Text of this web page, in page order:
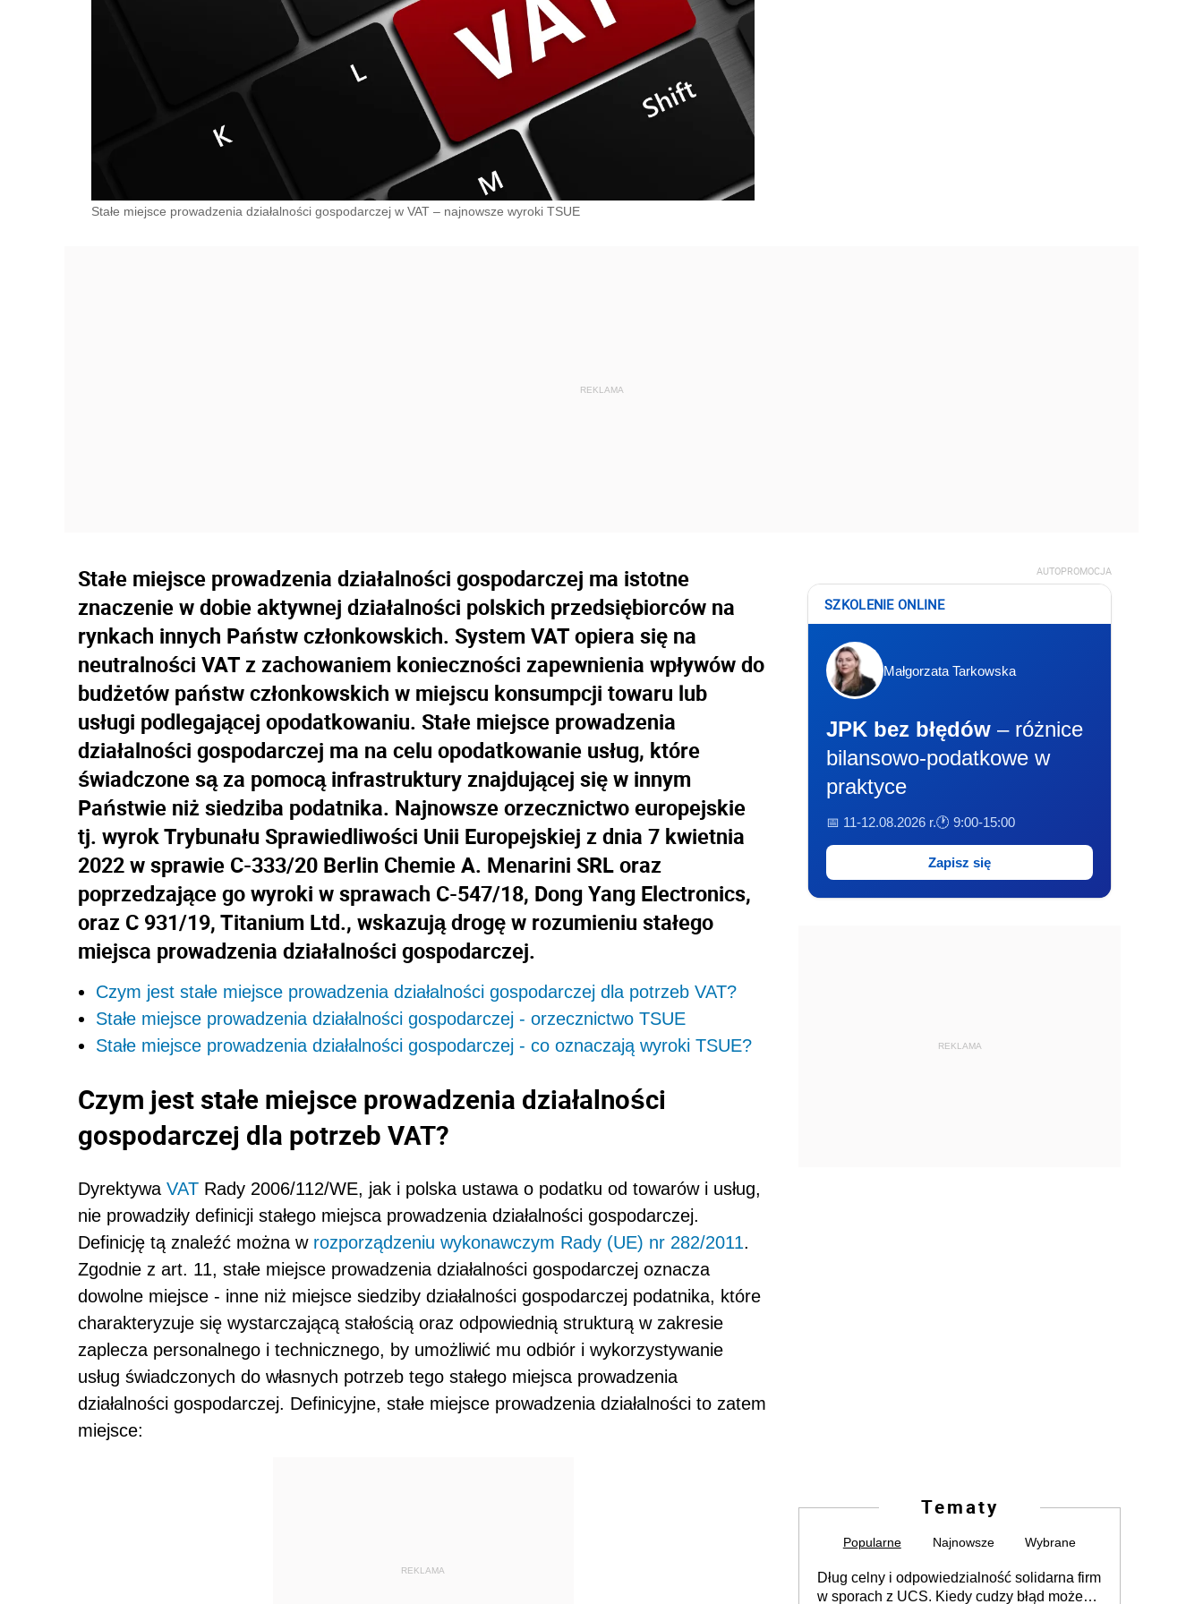
Stałe miejsce prowadzenia działalności gospodarczej w VAT – najnowsze wyroki TSUE
Stałe miejsce prowadzenia działalności gospodarczej ma istotne
znaczenie w dobie aktywnej działalności polskich przedsiębiorców na
rynkach innych Państw członkowskich. System VAT opiera się na
neutralności VAT z zachowaniem konieczności zapewnienia wpływów do
budżetów państw członkowskich w miejscu konsumpcji towaru lub
usługi podlegającej opodatkowaniu. Stałe miejsce prowadzenia
działalności gospodarczej ma na celu opodatkowanie usług, które
świadczone są za pomocą infrastruktury znajdującej się w innym
Państwie niż siedziba podatnika. Najnowsze orzecznictwo europejskie
tj. wyrok Trybunału Sprawiedliwości Unii Europejskiej z dnia 7 kwietnia
2022 w sprawie C-333/20 Berlin Chemie A. Menarini SRL oraz
poprzedzające go wyroki w sprawach C-547/18, Dong Yang Electronics,
oraz C 931/19, Titanium Ltd., wskazują drogę w rozumieniu stałego
miejsca prowadzenia działalności gospodarczej.
Czym jest stałe miejsce prowadzenia działalności gospodarczej dla potrzeb VAT?
Stałe miejsce prowadzenia działalności gospodarczej - orzecznictwo TSUE
Stałe miejsce prowadzenia działalności gospodarczej - co oznaczają wyroki TSUE?
Czym jest stałe miejsce prowadzenia działalności
gospodarczej dla potrzeb VAT?
Dyrektywa VAT Rady 2006/112/WE, jak i polska ustawa o podatku od towarów i usług,
nie prowadziły definicji stałego miejsca prowadzenia działalności gospodarczej.
Definicję tą znaleźć można w rozporządzeniu wykonawczym Rady (UE) nr 282/2011.
Zgodnie z art. 11, stałe miejsce prowadzenia działalności gospodarczej oznacza
dowolne miejsce - inne niż miejsce siedziby działalności gospodarczej podatnika, które
charakteryzuje się wystarczającą stałością oraz odpowiednią strukturą w zakresie
zaplecza personalnego i technicznego, by umożliwić mu odbiór i wykorzystywanie
usług świadczonych do własnych potrzeb tego stałego miejsca prowadzenia
działalności gospodarczej. Definicyjne, stałe miejsce prowadzenia działalności to zatem
miejsce:
REKLAMA
AUTOPROMOCJA
SZKOLENIE ONLINE
Małgorzata Tarkowska
JPK bez błędów – różnice
bilansowo-podatkowe w
praktyce
📅 11-12.08.2026 r.🕐 9:00-15:00
Zapisz się
REKLAMA
Tematy
Popularne Najnowsze Wybrane
Dług celny i odpowiedzialność solidarna firm
w sporach z UCS. Kiedy cudzy błąd może